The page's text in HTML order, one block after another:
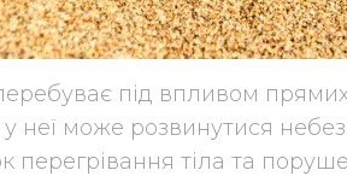
під впливом
неї може розвинутися
перегрівання тіла та